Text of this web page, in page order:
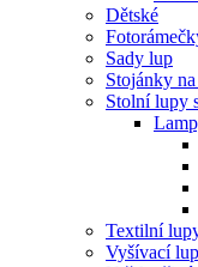
Dětské
Sady lup
Stojánky
Stolní lupy
Textilní
Vyšívací